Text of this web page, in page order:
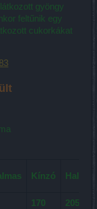
gyöngy
feltűnik egy
cukorkákat
Kínzó Halálos
170 205